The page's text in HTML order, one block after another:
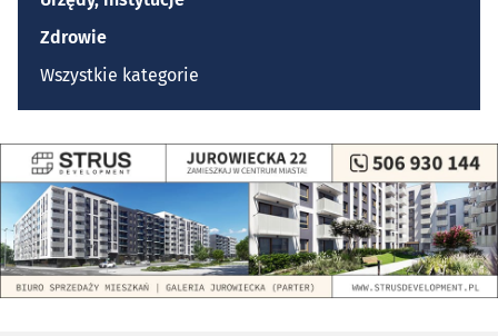
Zdrowie
Wszystkie kategorie